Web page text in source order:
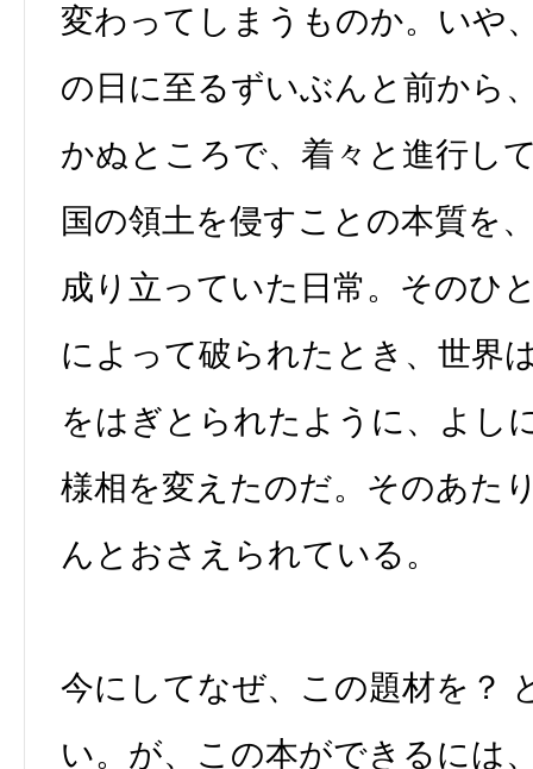
変わってしまうものか。いや
の日に至るずいぶんと前から
かぬところで、着々と進行し
国の領土を侵すことの本質を
成り立っていた日常。そのひ
によって破られたとき、世界
をはぎとられたように、よし
様相を変えたのだ。そのあた
んとおさえられている。
今にしてなぜ、この題材を？
い。が、この本ができるには